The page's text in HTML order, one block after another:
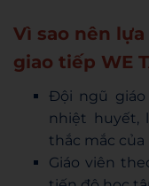
Vì sao nên
giao tiếp WE
Đội ngũ
nhiệt huyết,
thắc mắc của
Giáo viên